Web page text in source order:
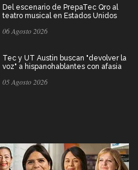
Del escenario de PrepaTec Qro al
teatro musical en Estados Unidos
06 Agosto 2026
Tec y UT Austin buscan "devolver la
voz" a hispanohablantes con afasia
05 Agosto 2026